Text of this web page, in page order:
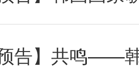
预告】共鸣——